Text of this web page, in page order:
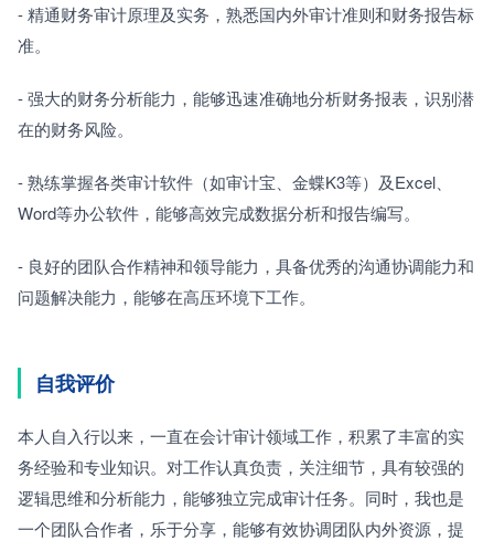
- 精通财务审计原理及实务，熟悉国内外审计准则和财务报告标
准。
- 强大的财务分析能力，能够迅速准确地分析财务报表，识别潜
在的财务风险。
- 熟练掌握各类审计软件（如审计宝、金蝶K3等）及Excel、
Word等办公软件，能够高效完成数据分析和报告编写。
- 良好的团队合作精神和领导能力，具备优秀的沟通协调能力和
问题解决能力，能够在高压环境下工作。
自我评价
本人自入行以来，一直在会计审计领域工作，积累了丰富的实
务经验和专业知识。对工作认真负责，关注细节，具有较强的
逻辑思维和分析能力，能够独立完成审计任务。同时，我也是
一个团队合作者，乐于分享，能够有效协调团队内外资源，提